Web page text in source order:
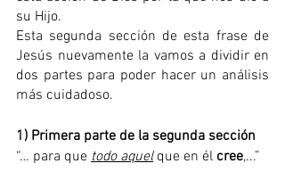
su Hijo.
Esta segunda sección de esta frase de
Jesús nuevamente la vamos a dividir en
dos partes para poder hacer un análisis
más cuidadoso.
1) Primera parte de la segunda sección
“… para que todo aquel que en él cree,...”